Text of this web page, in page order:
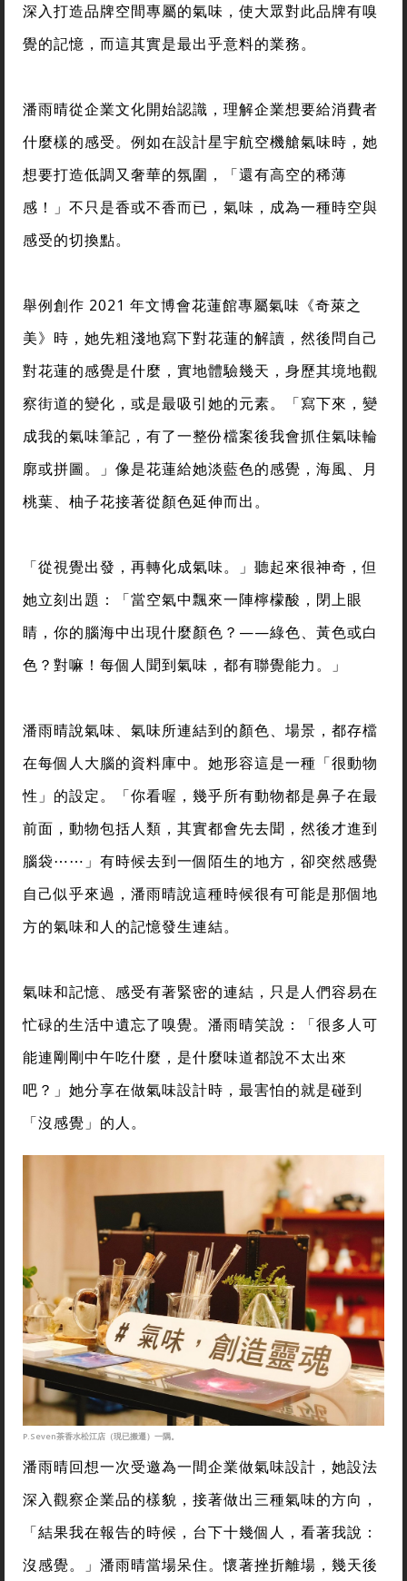
深入打造品牌空間專屬的氣味，使大眾對此品牌有嗅
覺的記憶，而這其實是最出乎意料的業務。
潘雨晴從企業文化開始認識，理解企業想要給消費者
什麼樣的感受。例如在設計星宇航空機艙氣味時，她
想要打造低調又奢華的氛圍，「還有高空的稀薄
感！」不只是香或不香而已，氣味，成為一種時空與
感受的切換點。
舉例創作 2021 年文博會花蓮館專屬氣味《奇萊之
美》時，她先粗淺地寫下對花蓮的解讀，然後問自己
對花蓮的感覺是什麼，實地體驗幾天，身歷其境地觀
察街道的變化，或是最吸引她的元素。「寫下來，變
成我的氣味筆記，有了一整份檔案後我會抓住氣味輪
廓或拼圖。」像是花蓮給她淡藍色的感覺，海風、月
桃葉、柚子花接著從顏色延伸而出。
「從視覺出發，再轉化成氣味。」聽起來很神奇，但
她立刻出題：「當空氣中飄來一陣檸檬酸，閉上眼
睛，你的腦海中出現什麼顏色？——綠色、黃色或白
色？對嘛！每個人聞到氣味，都有聯覺能力。」
潘雨晴說氣味、氣味所連結到的顏色、場景，都存檔
在每個人大腦的資料庫中。她形容這是一種「很動物
性」的設定。「你看喔，幾乎所有動物都是鼻子在最
前面，動物包括人類，其實都會先去聞，然後才進到
腦袋⋯⋯」有時候去到一個陌生的地方，卻突然感覺
自己似乎來過，潘雨晴說這種時候很有可能是那個地
方的氣味和人的記憶發生連結。
氣味和記憶、感受有著緊密的連結，只是人們容易在
忙碌的生活中遺忘了嗅覺。潘雨晴笑說：「很多人可
能連剛剛中午吃什麼，是什麼味道都說不太出來
吧？」她分享在做氣味設計時，最害怕的就是碰到
「沒感覺」的人。
P.Seven茶香水松江店（現已搬遷）一隅。
潘雨晴回想一次受邀為一間企業做氣味設計，她設法
深入觀察企業品的樣貌，接著做出三種氣味的方向，
「結果我在報告的時候，台下十幾個人，看著我說：
沒感覺。」潘雨晴當場呆住。懷著挫折離場，幾天後